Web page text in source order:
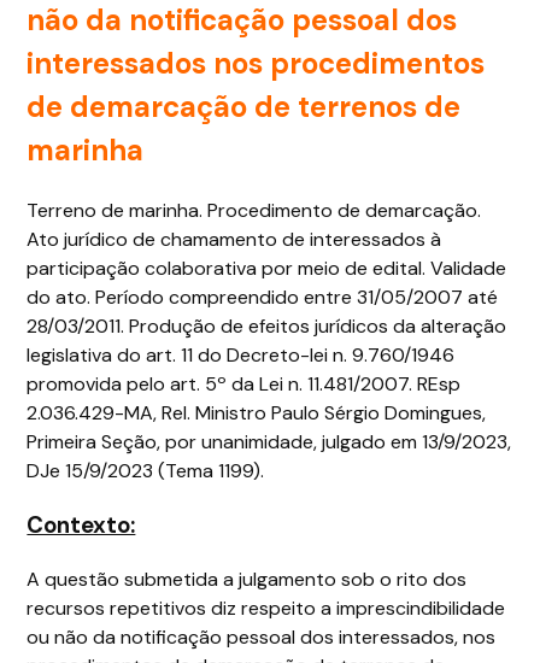
não da notificação pessoal dos
interessados nos procedimentos
de demarcação de terrenos de
marinha
Terreno de marinha. Procedimento de demarcação.
Ato jurídico de chamamento de interessados à
participação colaborativa por meio de edital. Validade
do ato. Período compreendido entre 31/05/2007 até
28/03/2011. Produção de efeitos jurídicos da alteração
legislativa do art. 11 do Decreto-lei n. 9.760/1946
promovida pelo art. 5º da Lei n. 11.481/2007. REsp
2.036.429-MA, Rel. Ministro Paulo Sérgio Domingues,
Primeira Seção, por unanimidade, julgado em 13/9/2023,
DJe 15/9/2023 (Tema 1199).
Contexto:
A questão submetida a julgamento sob o rito dos
recursos repetitivos diz respeito a imprescindibilidade
ou não da notificação pessoal dos interessados, nos